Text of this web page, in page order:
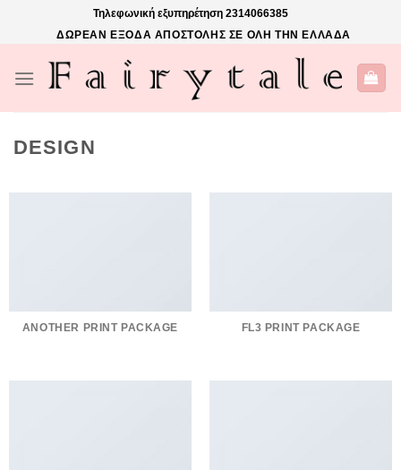
Τηλεφωνική εξυπηρέτηση 2314066385
ΔΩΡΕΑΝ ΕΞΟΔΑ ΑΠΟΣΤΟΛΗΣ ΣΕ ΟΛΗ ΤΗΝ ΕΛΛΑΔΑ
DESIGN
ANOTHER PRINT PACKAGE FL3 PRINT PACKAGE